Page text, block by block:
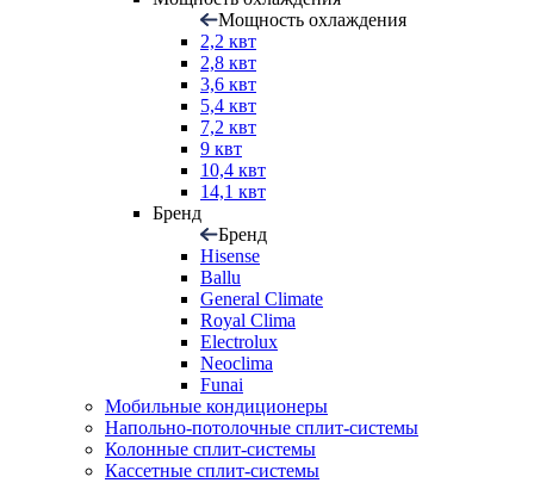
Мощность охлаждения
2,2 квт
2,8 квт
3,6 квт
5,4 квт
7,2 квт
9 квт
10,4 квт
14,1 квт
Бренд
Бренд
Hisense
Ballu
General Climate
Royal Clima
Electrolux
Neoclima
Funai
Мобильные кондиционеры
Напольно-потолоч​ные ​сплит-системы
Колонные ​​сплит-системы
Кассетные сплит-системы